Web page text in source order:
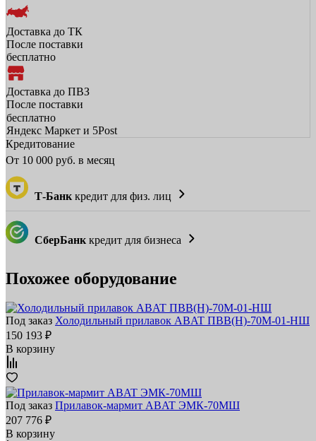
Доставка до ТК
После поставки
бесплатно
Доставка до ПВЗ
После поставки
бесплатно
Яндекс Маркет и 5Post
Кредитование
От 10 000 руб. в месяц
Т-Банк кредит для физ. лиц
СберБанк кредит для бизнеса
Похожее оборудование
Под заказ Холодильный прилавок ABAT ПВВ(Н)‑70М‑01‑НШ
150 193 ₽
В корзину
Под заказ Прилавок‑мармит ABAT ЭМК‑70МШ
207 776 ₽
В корзину